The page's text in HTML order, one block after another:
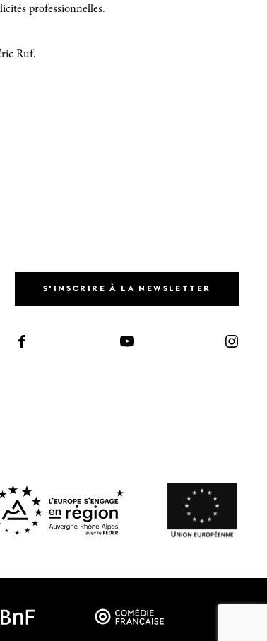
professionnelles.
Ruf.
S'INSCRIRE À LA NEWSLETTER